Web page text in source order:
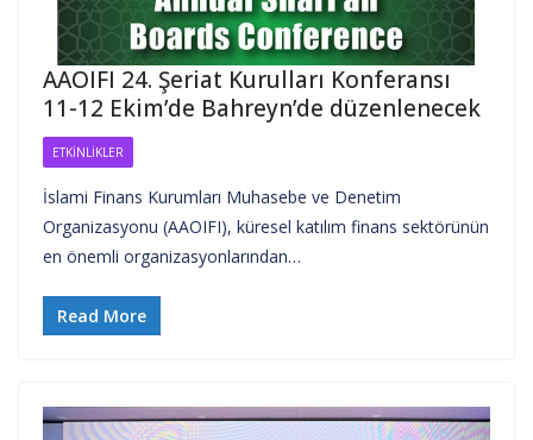
AAOIFI 24. Şeriat Kurulları Konferansı
11-12 Ekim’de Bahreyn’de düzenlenecek
ETKINLIKLER
İslami Finans Kurumları Muhasebe ve Denetim
Organizasyonu (AAOIFI), küresel katılım finans sektörünün
en önemli organizasyonlarından…
Read More